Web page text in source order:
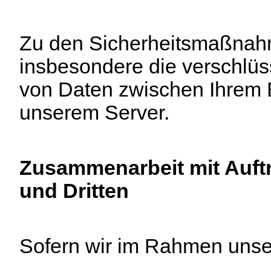
Zu den
insbesondere die
von Daten zwischen Ihrem
unserem Server.
Zusammenarbeit mit
und Dritten
Sofern wir im Rahmen